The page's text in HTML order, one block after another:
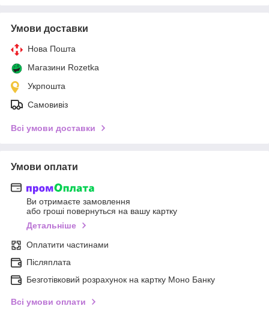
Умови доставки
Нова Пошта
Магазини Rozetka
Укрпошта
Самовивіз
Всі умови доставки
Умови оплати
Ви отримаєте замовлення
або гроші повернуться на вашу картку
Детальніше
Оплатити частинами
Післяплата
Безготівковий розрахунок на картку Моно Банку
Всі умови оплати